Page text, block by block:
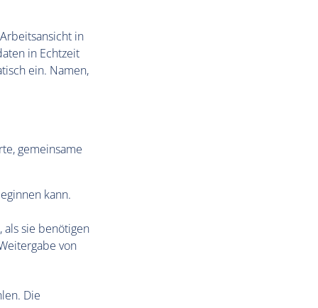
in
in Echtzeit
ein. Namen,
gemeinsame
kann.
sie benötigen
von
Die